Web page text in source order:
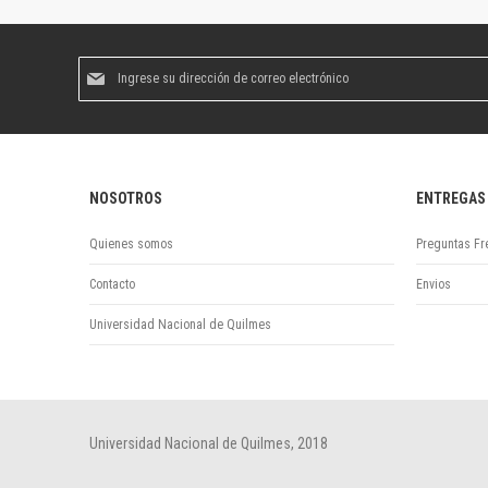
boletín
NOSOTROS
Quienes somos
Contacto
Universidad Nacional de Quilmes
ENTREGAS
Preguntas
Envios
Universidad Nacional de Quilmes, 2018